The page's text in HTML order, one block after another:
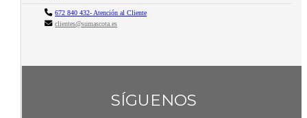
672 840 432- Atención al Cliente
clientes@sumascota.es
SÍGUENOS